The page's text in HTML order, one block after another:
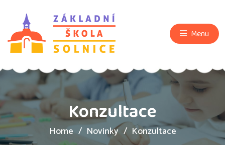
Menu
Konzultace
Home Novinky Konzultace